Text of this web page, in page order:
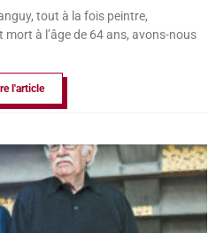
tout à la fois peintre,
à l’âge de 64 ans, avons-nous
l'article